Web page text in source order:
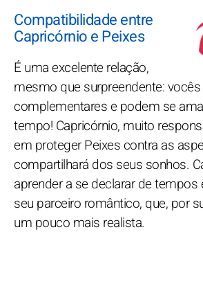
Compatibilidade entre
Capricórnio e Peixes
É uma excelente relação,
mesmo que surpreendente:
complementares e podem se
tempo! Capricórnio, muito
em proteger Peixes contra as
compartilhará dos seus sonhos.
aprender a se declarar de
seu parceiro romântico, que, por
um pouco mais realista.